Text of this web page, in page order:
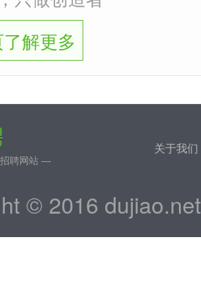
解更多
聘网站 —
关于我们
© 2016